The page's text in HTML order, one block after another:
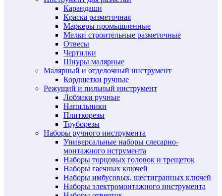
Карандаши
Краска разметочная
Маркеры промышленные
Мелки строительные разметочные
Отвесы
Чертилки
Шнуры малярные
Малярный и отделочный инструмент
Кордщетки ручные
Режущий и пильный инструмент
Лобзики ручные
Напильники
Плиткорезы
Труборезы
Наборы ручного инструмента
Универсальные наборы слесарно-
монтажного иструмента
Наборы торцовых головок и трещеток
Наборы гаечных ключей
Наборы имбусовых, шестигранных ключей
Наборы электромонтажного инструмента